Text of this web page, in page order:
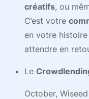
créatifs, ou
C’est votre
en votre
attendre en
Le
October,